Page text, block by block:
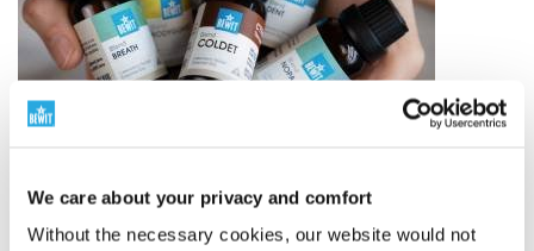
We care about your privacy and comfort
Without the necessary cookies, our website would not